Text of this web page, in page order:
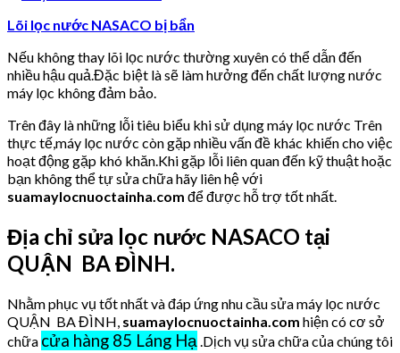
Lõi lọc nước NASACO bị bẩn
Nếu không thay lõi lọc nước thường xuyên có thể dẫn đến
nhiều hậu quả.Đặc biệt là sẽ làm hưởng đến chất lượng nước
máy lọc không đảm bảo.
Trên đây là những lỗi tiêu biểu khi sử dụng máy lọc nước Trên
thực tế,máy lọc nước còn gặp nhiều vấn đề khác khiến cho việc
hoạt động gặp khó khăn.Khi gặp lỗi liên quan đến kỹ thuật hoặc
bạn không thể tự sửa chữa hãy liên hệ với
suamaylocnuoctainha.com để được hỗ trợ tốt nhất.
Địa chỉ sửa lọc nước NASACO tại
QUẬN BA ĐÌNH.
Nhằm phục vụ tốt nhất và đáp ứng nhu cầu sửa máy lọc nước
QUẬN BA ĐÌNH, suamaylocnuoctainha.com hiện có cơ sở
chữa cửa hàng 85 Láng Hạ .Dịch vụ sửa chữa của chúng tôi